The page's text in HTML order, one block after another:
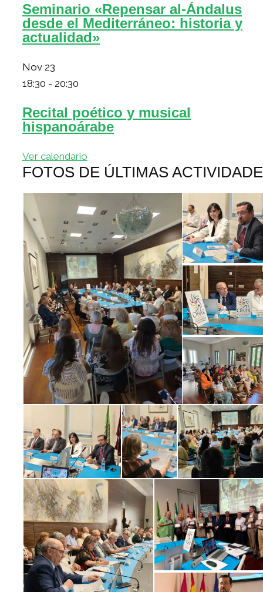
Seminario «Repensar al-Ándalus
desde el Mediterráneo: historia y
actualidad»
Nov 23
18:30 - 20:30
Recital poético y musical
hispanoárabe
Ver calendario
FOTOS DE ÚLTIMAS